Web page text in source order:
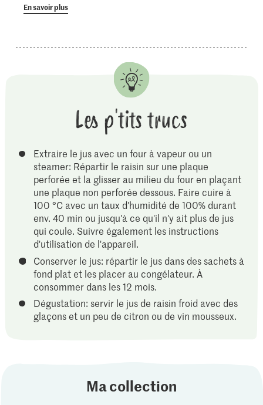
En savoir plus
Les p'tits trucs
Extraire le jus avec un four à vapeur ou un
steamer: Répartir le raisin sur une plaque
perforée et la glisser au milieu du four en plaçant
une plaque non perforée dessous. Faire cuire à
100 °C avec un taux d'humidité de 100% durant
env. 40 min ou jusqu'à ce qu'il n'y ait plus de jus
qui coule. Suivre également les instructions
d'utilisation de l'appareil.
Conserver le jus: répartir le jus dans des sachets à
fond plat et les placer au congélateur. À
consommer dans les 12 mois.
Dégustation: servir le jus de raisin froid avec des
glaçons et un peu de citron ou de vin mousseux.
Ma collection